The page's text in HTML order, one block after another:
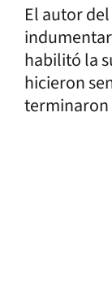
El autor
habilitó la
hicieron
terminaron